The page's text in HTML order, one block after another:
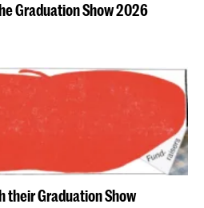
Graduation Show 2026
their Graduation Show